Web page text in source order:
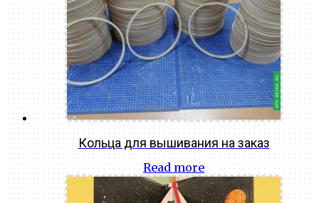
Кольца для вышивания на заказ
Read more